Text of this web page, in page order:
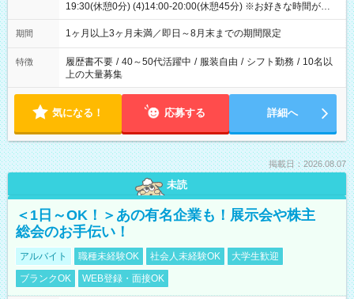
19:30(休憩0分) (4)14:00-20:00(休憩45分) ※お好きな時間が選べ
ます
期間 1ヶ月以上3ヶ月未満／即日～8月末までの期間限定
特徴 履歴書不要 / 40～50代活躍中 / 服装自由 / シフト勤務 / 10名以
上の大量募集
気になる！ 応募する 詳細へ
掲載日：2026.08.07
未読
＜1日～OK！＞あの有名企業も！展示会や株主
総会のお手伝い！
アルバイト 職種未経験OK 社会人未経験OK
大学生歓迎
ブランクOK
WEB登録・面接OK